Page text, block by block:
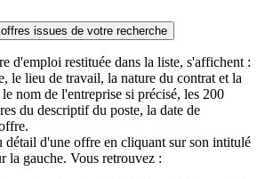
issues de votre recherche
d'emploi restituée dans la liste, s'affichent :
le lieu de travail, la nature du contrat et la
nom de l'entreprise si précisé, les 200
du descriptif du poste, la date de
détail d'une offre en cliquant sur son intitulé
la gauche. Vous retrouvez :